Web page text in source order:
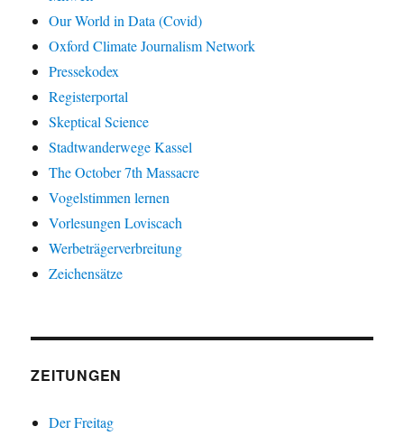
Our World in Data (Covid)
Oxford Climate Journalism Network
Pressekodex
Registerportal
Skeptical Science
Stadtwanderwege Kassel
The October 7th Massacre
Vogelstimmen lernen
Vorlesungen Loviscach
Werbeträgerverbreitung
Zeichensätze
ZEITUNGEN
Der Freitag